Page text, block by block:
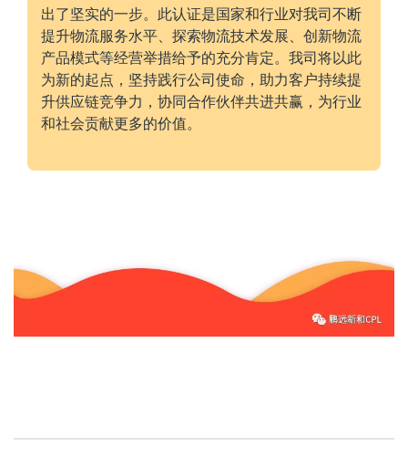
出了坚实的一步。此认证是国家和行业对我司不断
提升物流服务水平、探索物流技术发展、创新物流
产品模式等经营举措给予的充分肯定。我司将以此
为新的起点，坚持践行公司使命，助力客户持续提
升供应链竞争力，协同合作伙伴共进共赢，为行业
和社会贡献更多的价值。